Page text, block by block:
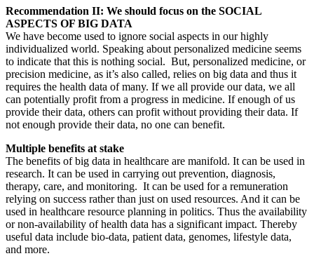
Recommendation II: We should focus on the SOCIAL
ASPECTS OF BIG DATA
We have become used to ignore social aspects in our highly
individualized world. Speaking about personalized medicine seems
to indicate that this is nothing social. But, personalized medicine, or
precision medicine, as it’s also called, relies on big data and thus it
requires the health data of many. If we all provide our data, we all
can potentially profit from a progress in medicine. If enough of us
provide their data, others can profit without providing their data. If
not enough provide their data, no one can benefit.
Multiple benefits at stake
The benefits of big data in healthcare are manifold. It can be used in
research. It can be used in carrying out prevention, diagnosis,
therapy, care, and monitoring. It can be used for a remuneration
relying on success rather than just on used resources. And it can be
used in healthcare resource planning in politics. Thus the availability
or non-availability of health data has a significant impact. Thereby
useful data include bio-data, patient data, genomes, lifestyle data,
and more.